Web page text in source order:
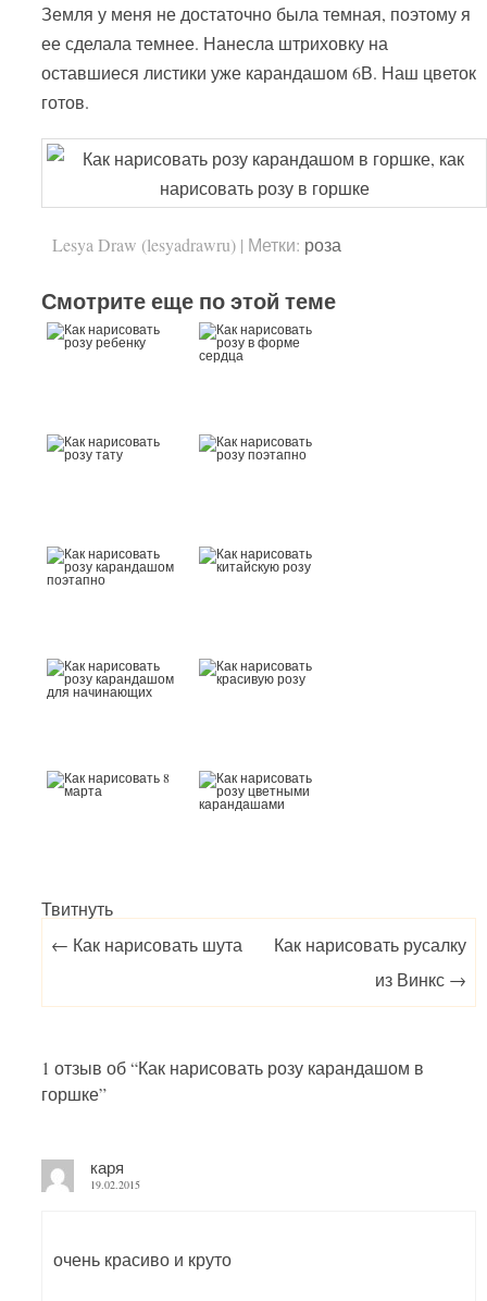
Земля у меня не достаточно была темная, поэтому я
ее сделала темнее. Нанесла штриховку на
оставшиеся листики уже карандашом 6В. Наш цветок
готов.
Lesya Draw (lesyadrawru) | Метки: роза
Смотрите еще по этой теме
Твитнуть
Post navigation
← Как нарисовать шута
Как нарисовать русалку
из Винкс →
1 отзыв об “Как нарисовать розу карандашом в
горшке”
каря
19.02.2015
очень красиво и круто